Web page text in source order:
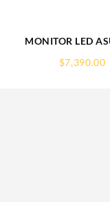
MONITOR LED
$7,390.00